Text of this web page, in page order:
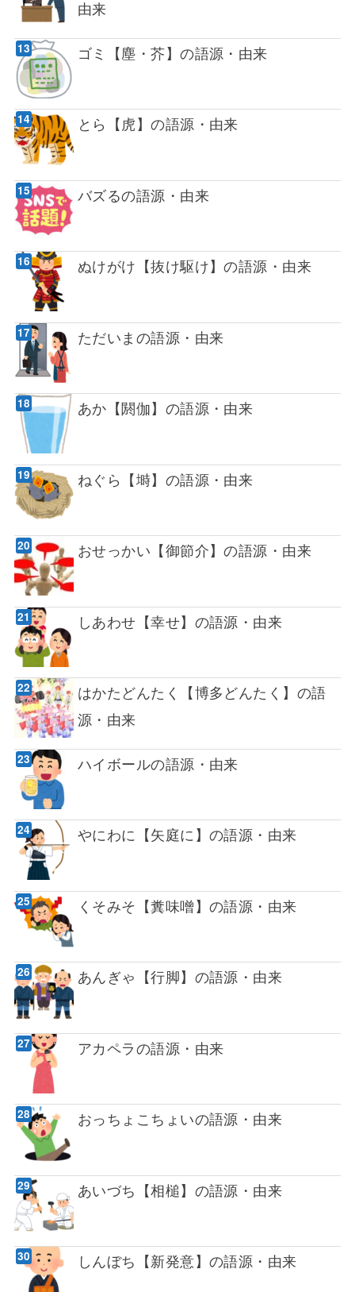
由来
ゴミ【塵・芥】の語源・由来
とら【虎】の語源・由来
バズるの語源・由来
ぬけがけ【抜け駆け】の語源・由来
ただいまの語源・由来
あか【閼伽】の語源・由来
ねぐら【塒】の語源・由来
おせっかい【御節介】の語源・由来
しあわせ【幸せ】の語源・由来
はかたどんたく【博多どんたく】の語
源・由来
ハイボールの語源・由来
やにわに【矢庭に】の語源・由来
くそみそ【糞味噌】の語源・由来
あんぎゃ【行脚】の語源・由来
アカペラの語源・由来
おっちょこちょいの語源・由来
あいづち【相槌】の語源・由来
しんぼち【新発意】の語源・由来